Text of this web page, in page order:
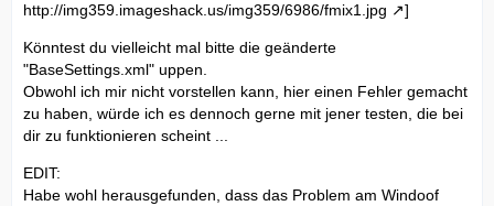
http://img359.imageshack.us/img359/6986/fmix1.jpg
]
Könntest du vielleicht mal bitte die geänderte
"BaseSettings.xml" uppen.
Obwohl ich mir nicht vorstellen kann, hier einen Fehler gemacht
zu haben, würde ich es dennoch gerne mit jener testen, die bei
dir zu funktionieren scheint ...
EDIT:
Habe wohl herausgefunden, dass das Problem am Windoof